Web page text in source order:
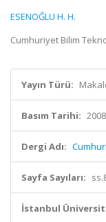
ESENOĞLU H. H.
Cumhuriyet Bilim
Yayın Türü:
Basım Tarihi: 2008
Dergi Adı:
Sayfa Sayıları:
İstanbul